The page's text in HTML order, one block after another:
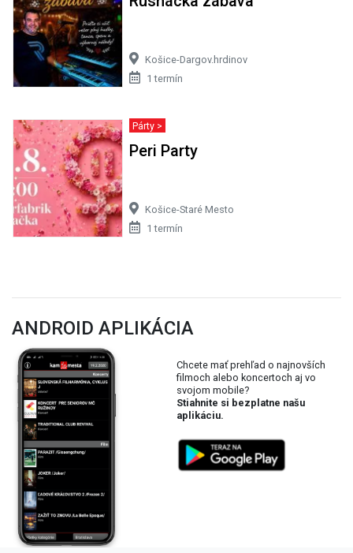
Košice-Dargov.hrdinov
1 termín
Párty >
Peri Party
Košice-Staré Mesto
1 termín
ANDROID APLIKÁCIA
Chcete mať prehľad o najnovších
filmoch alebo koncertoch aj vo
svojom mobile?
Stiahnite si bezplatne našu
aplikáciu.